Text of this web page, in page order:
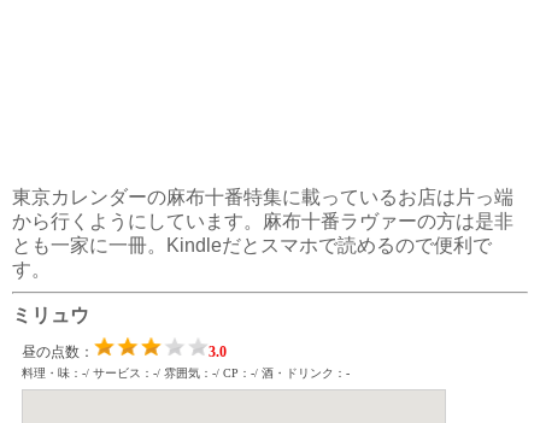
東京カレンダーの麻布十番特集に載っているお店は片っ端
から行くようにしています。麻布十番ラヴァーの方は是非
とも一家に一冊。Kindleだとスマホで読めるので便利で
す。
ミリュウ